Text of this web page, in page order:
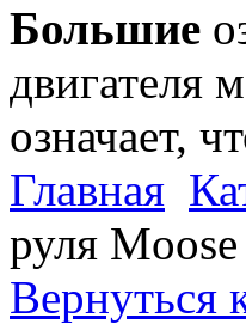
Большие
двигателя
означает,
Главная
руля
Вернуться